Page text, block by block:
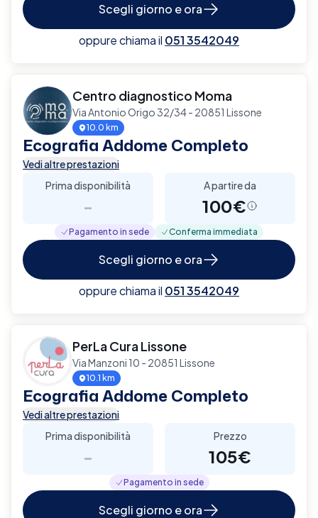
Scegli giorno e ora
oppure chiama il 051 3542049
Centro diagnostico Moma
Via Antonio Origo 32/34 - 20851 Lissone
10.0 km
Ecografia Addome Completo
Vedi altre prestazioni
Prima disponibilità
-
A partire da
100€
Pagamento in sede Conferma immediata
Scegli giorno e ora
oppure chiama il 051 3542049
PerLa Cura Lissone
Via Manzoni 10 - 20851 Lissone
10.1 km
Ecografia Addome Completo
Vedi altre prestazioni
Prima disponibilità
-
Prezzo
105€
Pagamento in sede
Scegli giorno e ora